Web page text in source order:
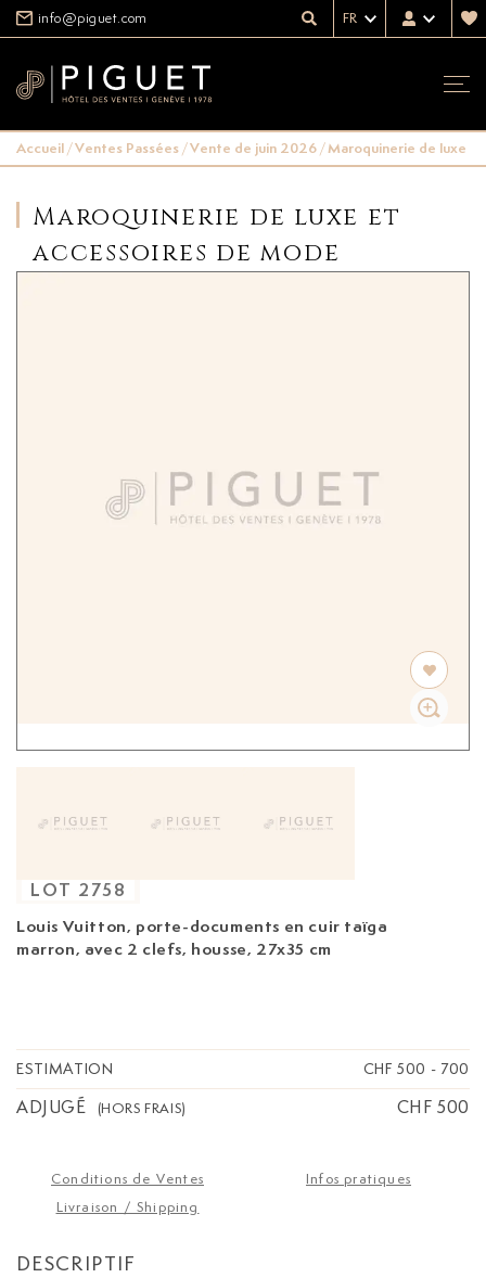
info@piguet.com FR
Accueil/Ventes Passées/Vente de juin 2026/Maroquinerie de luxe
Maroquinerie de luxe et
accessoires de mode
Louis Vuitton, porte-documents en cuir taïga
marron, avec 2 clefs, housse, 27x35 cm
LOT 2758
ESTIMATION CHF 500 - 700
ADJUGÉ (HORS FRAIS) CHF 500
Conditions de Ventes
Infos pratiques
Livraison / Shipping
DESCRIPTIF